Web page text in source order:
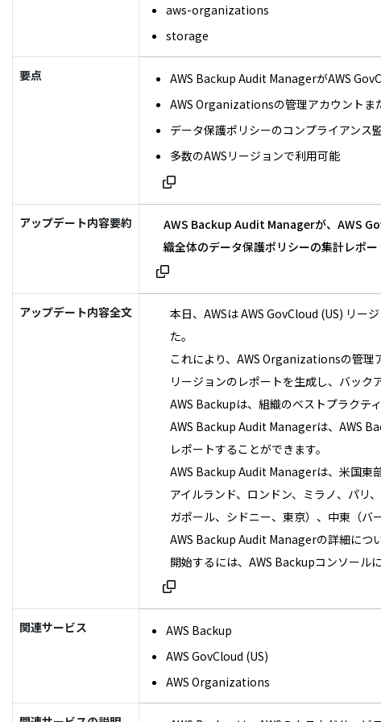
aws-organizations
storage
要点
AWS Backup Audit ManagerがAWS
AWS Organizationsの管理アカウントま
データ保護ポリシーのコンプライアンス
多数のAWSリージョンで利用可能
アップデート内容要約
AWS Backup Audit Managerが、AWS
織全体のデータ保護ポリシーの集計レポ
アップデート内容全文
本日、AWSは AWS GovCloud (US) リ
た。
これにより、AWS Organizationsの管理
リージョンのレポートを生成し、バック
AWS Backupは、組織のベストプラクテ
AWS Backup Audit Managerは、AWS
レポートすることができます。
AWS Backup Audit Managerは、米国東
アイルランド、ロンドン、ミラノ、パリ
ガポール、シドニー、東京）、中東（バ
AWS Backup Audit Managerの詳細につ
開始するには、AWS Backupコンソール
関連サービス
AWS Backup
AWS GovCloud (US)
AWS Organizations